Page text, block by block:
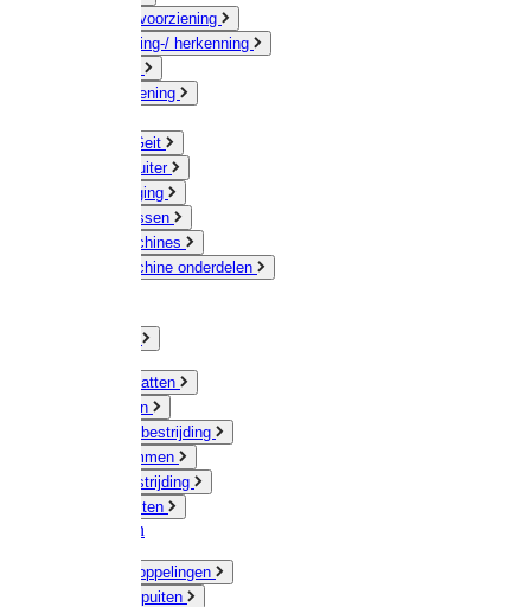
Drinkwatervoorziening
Veemarkering-/ herkenning
Voervoorziening
Schaap / Geit
Paard & Ruiter
Veeverzorging
Scheermessen
Scheermachines
Scheermachine onderdelen
Muizen / Ratten
Drukspuiten
Ongediertebestrijding
Mollenklemmen
Onkruidbestrijding
Vliegenkasten
Meststoffen
Messing koppelingen
Gieters / Spuiten